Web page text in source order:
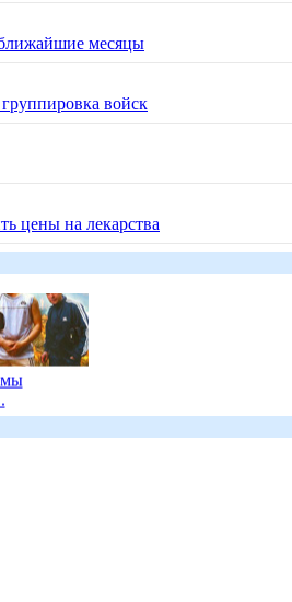
месяцы
войск
цены на лекарства
мы